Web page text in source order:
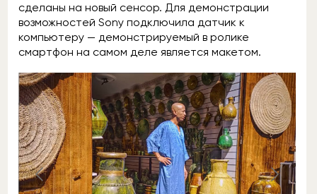
сделаны на новый сенсор. Для демонстрации
возможностей Sony подключила датчик к
компьютеру — демонстрируемый в ролике
смартфон на самом деле является макетом.